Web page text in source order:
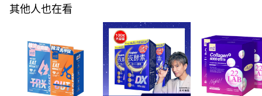
【「AFTEE先享後付」結帳流程】
結帳頁面，進行簡訊認證並確認金額後，即可完成結帳。
２．訂單成立數日內，您將收到繳費通知簡訊。
３．收到繳費通知簡訊後14天內，點擊此簡訊中的連結，可透過四大超商／
ATM／網路銀行／等多元方式進行付款，方視為交易完成。
※ 請注意：結帳手續完成當下不需立刻繳費，但若您需要取消訂單，請聯絡
購買商品的店家。未經商家同意取消之訂單仍視為有效，需透過AFTEE先享
後付繳納相關費用。
每筆NT$100，滿NT$600(含以上)免運費
每筆NT$100，滿NT$600(含以上)免運費
萊爾富取貨付款
每筆NT$100，滿NT$600(含以上)免運費
其他人也在看